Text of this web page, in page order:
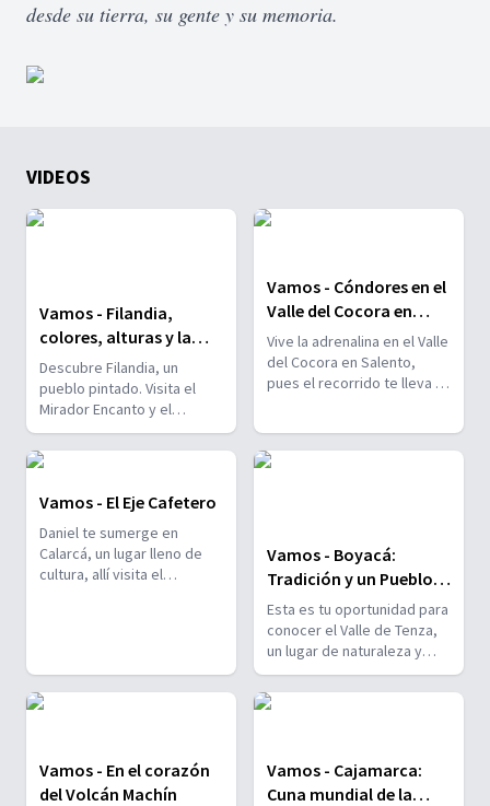
desde su tierra, su gente y su memoria.
VIDEOS
Vamos - Filandia,
colores, alturas y la
mano que sostiene el
universo
Descubre Filandia, un
pueblo pintado. Visita el
Mirador Encanto y el
singular Mirador Museo Don
Quijote, coronado por una
mano gigantesca.
Vamos - Cóndores en el
Valle del Cocora en
Salento
Vive la adrenalina en el Valle
del Cocora en Salento,
pues el recorrido te lleva al
Montenegro
Vamos - El Eje Cafetero
Daniel te sumerge en
Calarcá, un lugar lleno de
cultura, allí visita el
Vamos - Boyacá:
Tradición y un Pueblo
Sumergido
Esta es tu oportunidad para
conocer el Valle de Tenza,
un lugar de naturaleza y
memoria. Descubre la
Represa del Chivor , el
letrero de Macanal y la vista
Vamos - En el corazón
del Volcán Machín
Vamos - Cajamarca:
Cuna mundial de la